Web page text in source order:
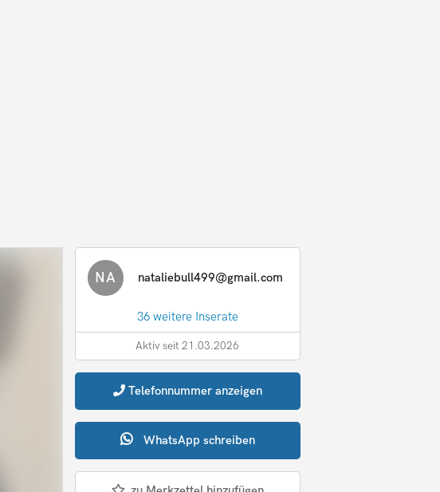
NA nataliebull499@gmail.com
36 weitere Inserate
Aktiv seit 21.03.2026
Telefonnummer anzeigen
WhatsApp schreiben